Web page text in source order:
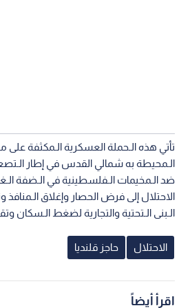
تأتي هذه الـحملة العسكرية الـمكثفة على
الـمحيطة به شمالي القدس في إطار
ضد الـمخيمات الـفلسطينية في الـضفة
الاحتلال إلى فرض الحصار وإغلاق الـمنافذ
الـبنى الـتحتية والتجارية لضغط الـسكان
الاحتلال حاجز قلنديا
اقرأ أيضاً